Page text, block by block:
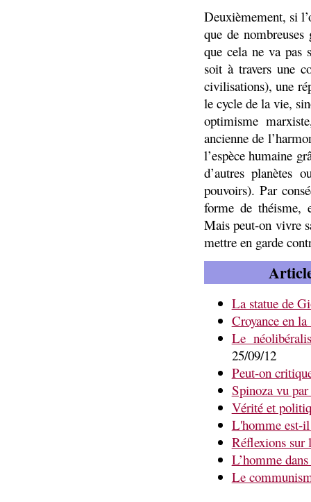
Deuxièmement, si
que de
que cela ne va pas
soit à travers une
civilisations), une
le cycle de la vie,
optimisme
ancienne de
l’espèce humaine
d’autres planètes
pouvoirs). Par
forme de théisme,
Mais peut-on vivre
mettre en garde
La statue de
Croyance en
Le
25/09/12
Peut-on
Spinoza vu
Vérité et
L'homme est-
Réflexions sur
L’homme
Le